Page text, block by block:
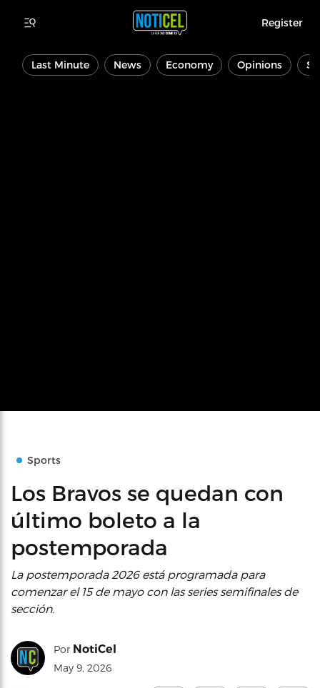
Register
Last Minute News Economy Opinions
Sports
Los Bravos se quedan con
último boleto a la
postemporada
La postemporada 2026 está programada para
comenzar el 15 de mayo con las series semifinales de
sección.
Por NotiCel
May 9, 2026